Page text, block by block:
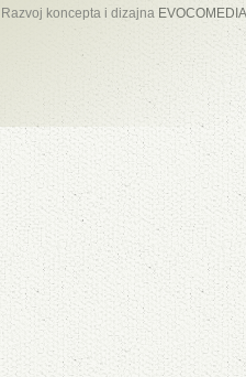
Razvoj koncepta i dizajna